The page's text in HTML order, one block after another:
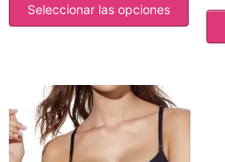
Seleccionar las opciones